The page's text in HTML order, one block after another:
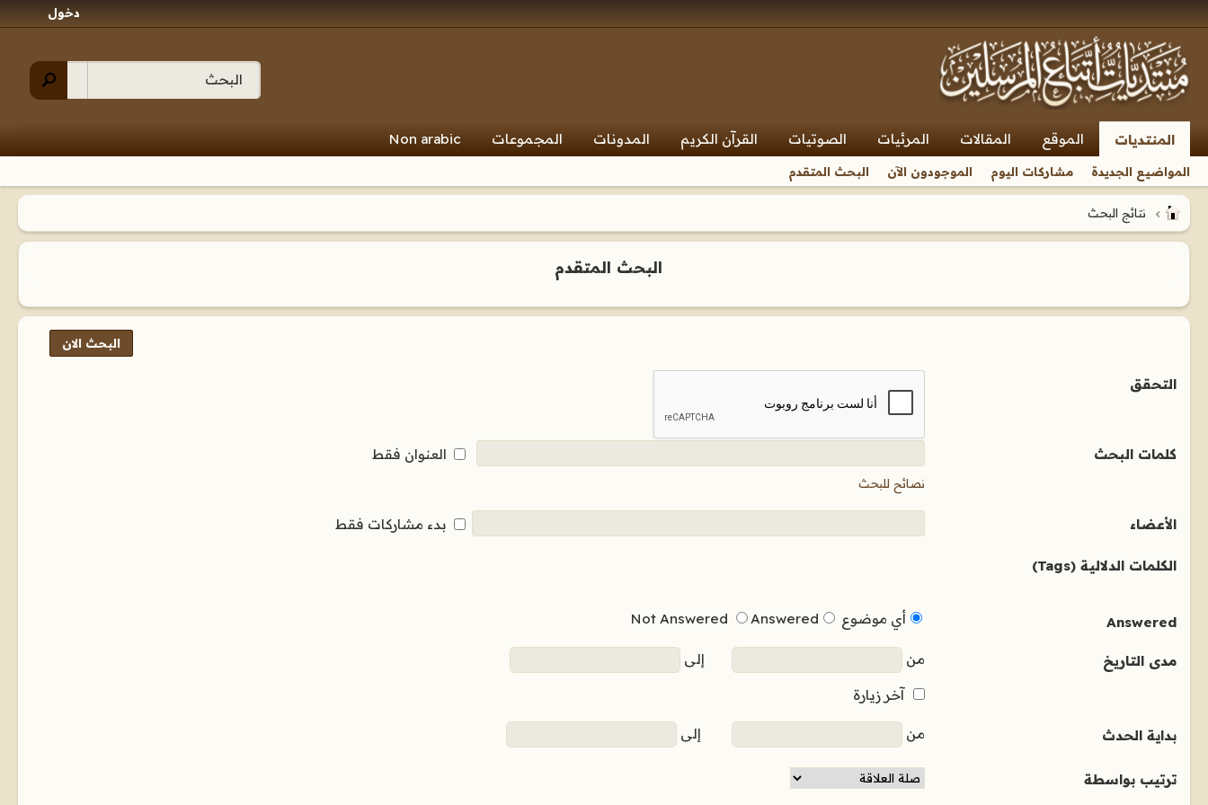
دخول
المنتديات الموقع المقالات المرئيات الصوتيات القرآن الكريم المدونات المجموعات Non arabic
المواضيع الجديدة مشاركات اليوم الموجودون الآن البحث المتقدم
نتائج البحث
البحث المتقدم
البحث الان
التحقق
كلمات البحث
نصائح للبحث
العنوان فقط
الأعضاء بدء مشاركات فقط
الكلمات الدلالية (Tags)
Answered أي موضوع Not Answered Answered
مدى التاريخ من إلى
آخر زيارة
بداية الحدث من إلى
ترتيب بواسطة